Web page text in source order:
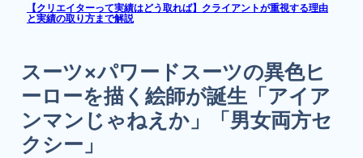
【クリエイターって実績はどう取れば】クライアントが重視する理由
と実績の取り方まで解説
スーツ×パワードスーツの異色ヒ
ーローを描く絵師が誕生「アイア
ンマンじゃねえか」「男女両方セ
クシー」